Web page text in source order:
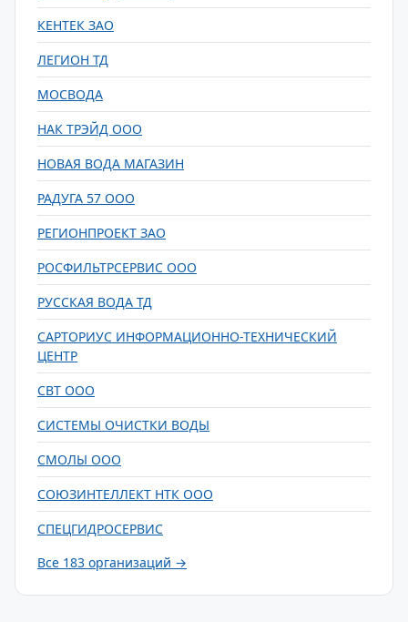
КЕНТЕК ЗАО
ЛЕГИОН ТД
МОСВОДА
НАК ТРЭЙД ООО
НОВАЯ ВОДА МАГАЗИН
РАДУГА 57 ООО
РЕГИОНПРОЕКТ ЗАО
РОСФИЛЬТРСЕРВИС ООО
РУССКАЯ ВОДА ТД
САРТОРИУС ИНФОРМАЦИОННО-ТЕХНИЧЕСКИЙ
ЦЕНТР
СВТ ООО
СИСТЕМЫ ОЧИСТКИ ВОДЫ
СМОЛЫ ООО
СОЮЗИНТЕЛЛЕКТ НТК ООО
СПЕЦГИДРОСЕРВИС
Все 183 организаций →